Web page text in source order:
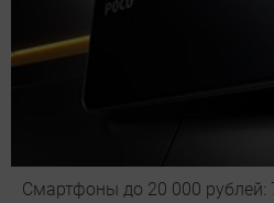
Смартфоны до 20 000 рублей: